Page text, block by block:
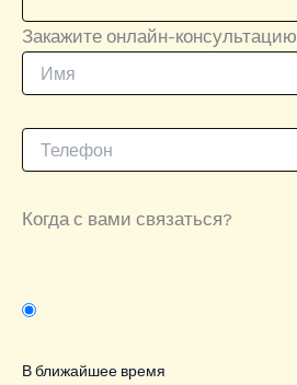
Закажите онлайн-консультацию
Когда с вами связаться?
В ближайшее время